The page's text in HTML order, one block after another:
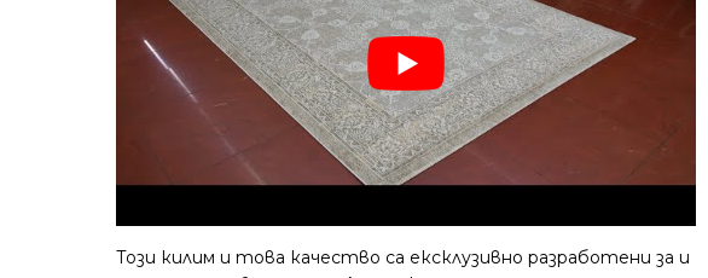
Този килим и това качество са ексклузивно разработени за и